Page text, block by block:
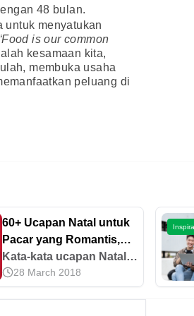
48 bulan.
untuk menyatukan
is our common
kesamaan kita,
membuka usaha
peluang di
60+ Ucapan Natal untuk
Pacar yang Romantis,
Tulus, dan Penuh Makna
Kata-kata ucapan Natal
untuk pacar sangat
bervariasi, mulai dari
28 March 2018